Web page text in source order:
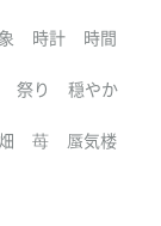
時計 時間
祭り 穏やか
苺 蜃気楼